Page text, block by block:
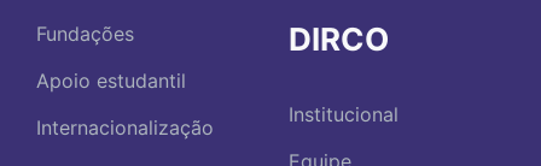
Fundações
Apoio estudantil
Internacionalização
DIRCO
Institucional
Equipe